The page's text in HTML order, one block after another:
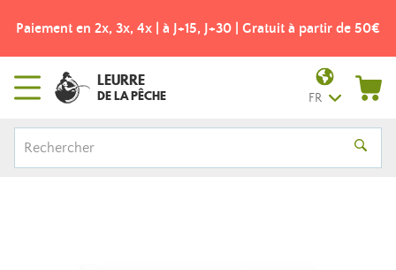
Paiement en 2x, 3x, 4x | à J+15, J+30 | Gratuit à partir de 50€
LEURRE
DE LA PÊCHE FR